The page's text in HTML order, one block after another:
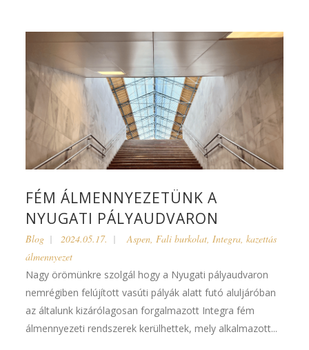
FÉM ÁLMENNYEZETÜNK A
NYUGATI PÁLYAUDVARON
Blog 2024.05.17. Aspen,Fali burkolat,Integra,kazettás
álmennyezet
Nagy örömünkre szolgál hogy a Nyugati pályaudvaron
nemrégiben felújított vasúti pályák alatt futó aluljáróban
az általunk kizárólagosan forgalmazott Integra fém
álmennyezeti rendszerek kerülhettek, mely alkalmazott...